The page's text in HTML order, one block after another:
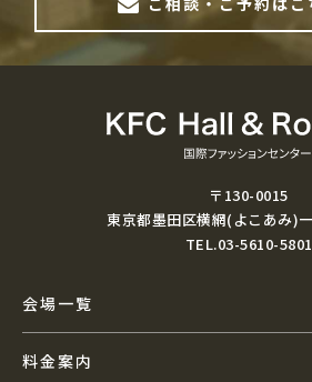
〒130-0015
東京都墨田区横網(よこあみ)
TEL.03-5610-5801
会場一覧
料金案内